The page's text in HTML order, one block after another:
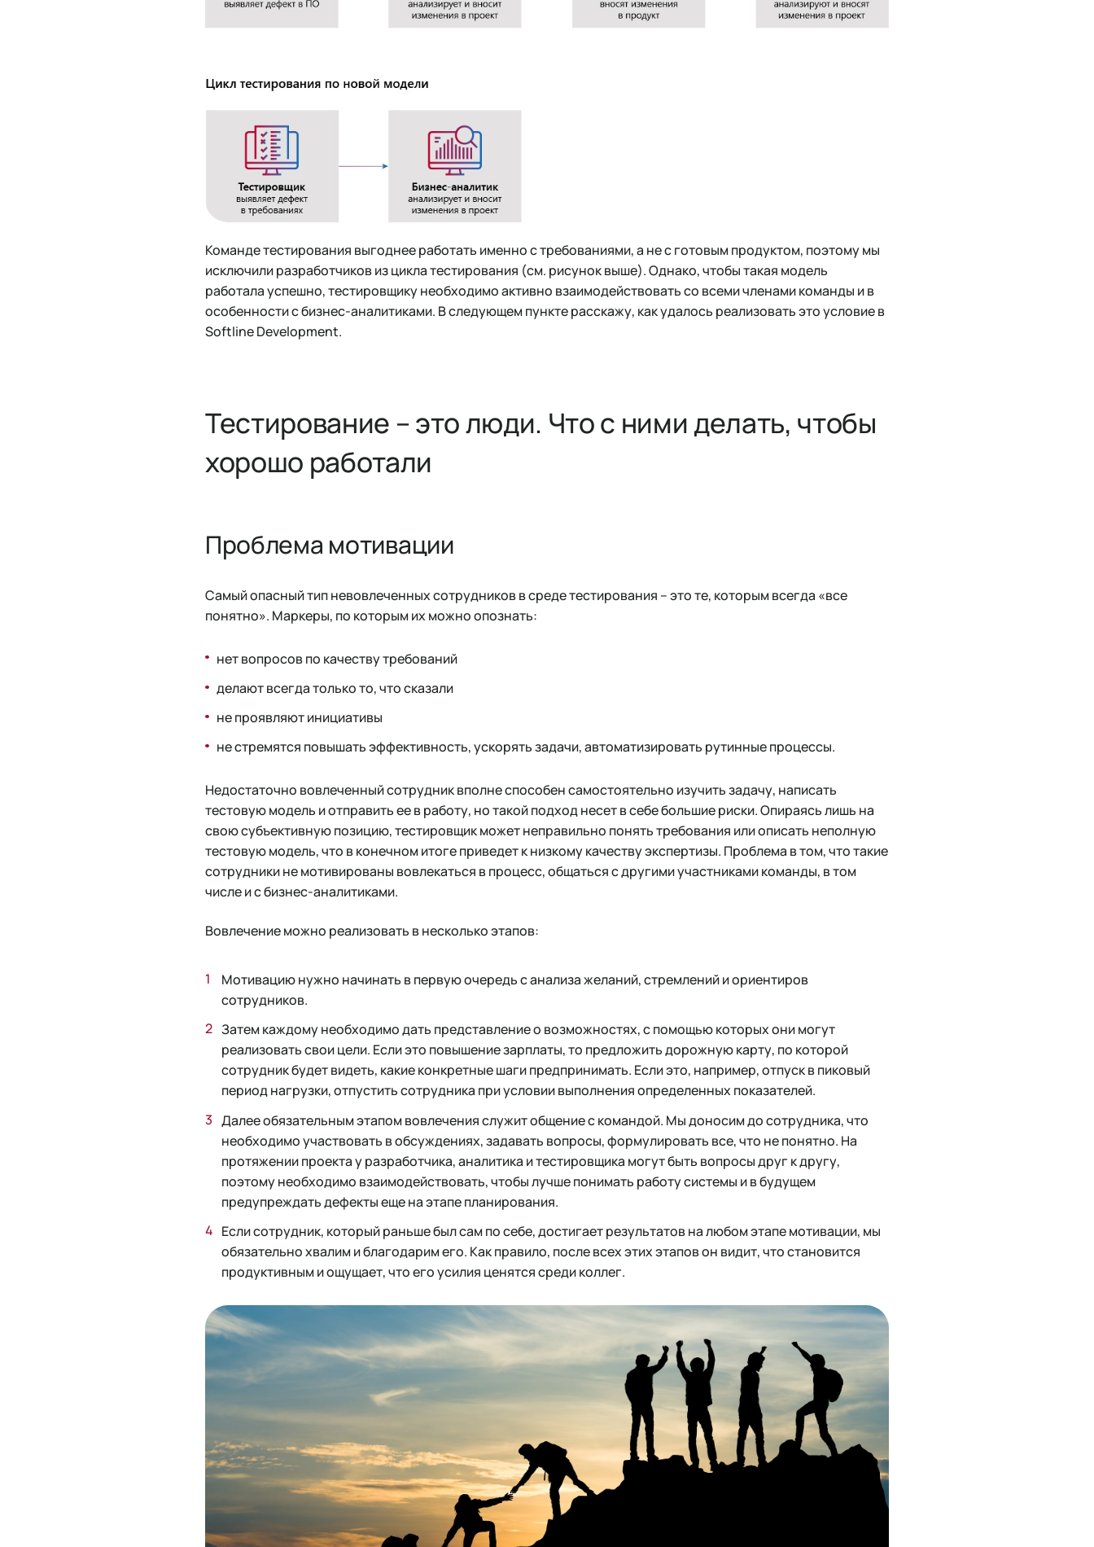
Команде тестирования выгоднее работать именно с требованиями, а не с готовым продуктом, поэтому мы
исключили разработчиков из цикла тестирования (см. рисунок выше). Однако, чтобы такая модель
работала успешно, тестировщику необходимо активно взаимодействовать со всеми членами команды и в
особенности с бизнес-аналитиками. В следующем пункте расскажу, как удалось реализовать это условие в
Softline Development.
Тестирование – это люди. Что с ними делать, чтобы
хорошо работали
Проблема мотивации
Самый опасный тип невовлеченных сотрудников в среде тестирования – это те, которым всегда «все
понятно». Маркеры, по которым их можно опознать:
нет вопросов по качеству требований
делают всегда только то, что сказали
не проявляют инициативы
не стремятся повышать эффективность, ускорять задачи, автоматизировать рутинные процессы.
Недостаточно вовлеченный сотрудник вполне способен самостоятельно изучить задачу, написать
тестовую модель и отправить ее в работу, но такой подход несет в себе большие риски. Опираясь лишь на
свою субъективную позицию, тестировщик может неправильно понять требования или описать неполную
тестовую модель, что в конечном итоге приведет к низкому качеству экспертизы. Проблема в том, что такие
сотрудники не мотивированы вовлекаться в процесс, общаться с другими участниками команды, в том
числе и с бизнес-аналитиками.
Вовлечение можно реализовать в несколько этапов:
Мотивацию нужно начинать в первую очередь с анализа желаний, стремлений и ориентиров
сотрудников.
Затем каждому необходимо дать представление о возможностях, с помощью которых они могут
реализовать свои цели. Если это повышение зарплаты, то предложить дорожную карту, по которой
сотрудник будет видеть, какие конкретные шаги предпринимать. Если это, например, отпуск в пиковый
период нагрузки, отпустить сотрудника при условии выполнения определенных показателей.
Далее обязательным этапом вовлечения служит общение с командой. Мы доносим до сотрудника, что
необходимо участвовать в обсуждениях, задавать вопросы, формулировать все, что не понятно. На
протяжении проекта у разработчика, аналитика и тестировщика могут быть вопросы друг к другу,
поэтому необходимо взаимодействовать, чтобы лучше понимать работу системы и в будущем
предупреждать дефекты еще на этапе планирования.
Если сотрудник, который раньше был сам по себе, достигает результатов на любом этапе мотивации, мы
обязательно хвалим и благодарим его. Как правило, после всех этих этапов он видит, что становится
продуктивным и ощущает, что его усилия ценятся среди коллег.